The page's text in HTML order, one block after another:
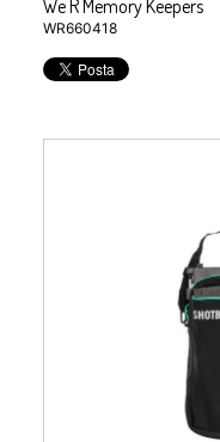
We R Memory Keepers
WR660418